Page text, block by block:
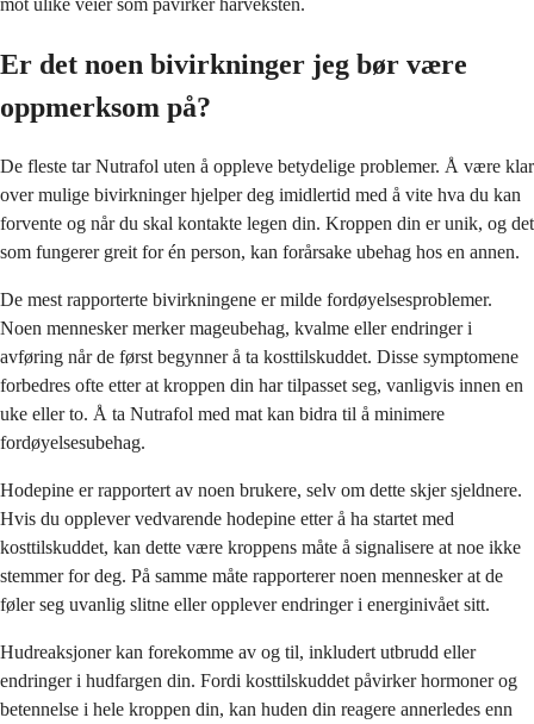
Er det noen bivirkninger jeg bør være
oppmerksom på?
De fleste tar Nutrafol uten å oppleve betydelige problemer. Å være klar
over mulige bivirkninger hjelper deg imidlertid med å vite hva du kan
forvente og når du skal kontakte legen din. Kroppen din er unik, og det
som fungerer greit for én person, kan forårsake ubehag hos en annen.
De mest rapporterte bivirkningene er milde fordøyelsesproblemer.
Noen mennesker merker mageubehag, kvalme eller endringer i
avføring når de først begynner å ta kosttilskuddet. Disse symptomene
forbedres ofte etter at kroppen din har tilpasset seg, vanligvis innen en
uke eller to. Å ta Nutrafol med mat kan bidra til å minimere
fordøyelsesubehag.
Hodepine er rapportert av noen brukere, selv om dette skjer sjeldnere.
Hvis du opplever vedvarende hodepine etter å ha startet med
kosttilskuddet, kan dette være kroppens måte å signalisere at noe ikke
stemmer for deg. På samme måte rapporterer noen mennesker at de
føler seg uvanlig slitne eller opplever endringer i energinivået sitt.
Hudreaksjoner kan forekomme av og til, inkludert utbrudd eller
endringer i hudfargen din. Fordi kosttilskuddet påvirker hormoner og
betennelse i hele kroppen din, kan huden din reagere annerledes enn